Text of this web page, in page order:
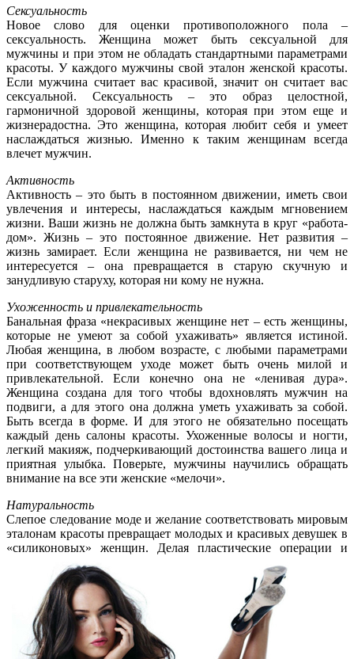
Сексуальность
Новое слово для оценки противоположного пола –
сексуальность. Женщина может быть сексуальной для
мужчины и при этом не обладать стандартными параметрами
красоты. У каждого мужчины свой эталон женской красоты.
Если мужчина считает вас красивой, значит он считает вас
сексуальной. Сексуальность – это образ целостной,
гармоничной здоровой женщины, которая при этом еще и
жизнерадостна. Это женщина, которая любит себя и умеет
наслаждаться жизнью. Именно к таким женщинам всегда
влечет мужчин.
Активность
Активность – это быть в постоянном движении, иметь свои
увлечения и интересы, наслаждаться каждым мгновением
жизни. Ваши жизнь не должна быть замкнута в круг «работа-
дом». Жизнь – это постоянное движение. Нет развития –
жизнь замирает. Если женщина не развивается, ни чем не
интересуется – она превращается в старую скучную и
занудливую старуху, которая ни кому не нужна.
Ухоженность и привлекательность
Банальная фраза «некрасивых женщине нет – есть женщины,
которые не умеют за собой ухаживать» является истиной.
Любая женщина, в любом возрасте, с любыми параметрами
при соответствующем уходе может быть очень милой и
привлекательной. Если конечно она не «ленивая дура».
Женщина создана для того чтобы вдохновлять мужчин на
подвиги, а для этого она должна уметь ухаживать за собой.
Быть всегда в форме. И для этого не обязательно посещать
каждый день салоны красоты. Ухоженные волосы и ногти,
легкий макияж, подчеркивающий достоинства вашего лица и
приятная улыбка. Поверьте, мужчины научились обращать
внимание на все эти женские «мелочи».
Натуральность
Слепое следование моде и желание соответствовать мировым
эталонам красоты превращает молодых и красивых девушек в
«силиконовых» женщин. Делая пластические операции и